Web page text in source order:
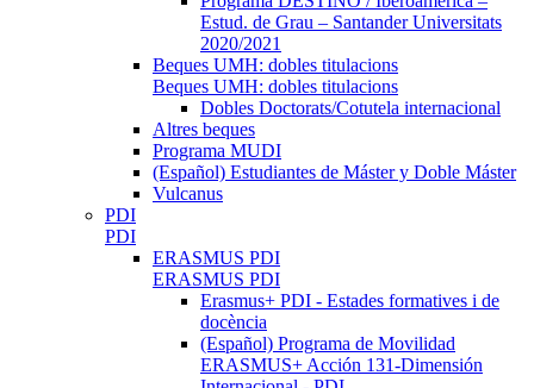
Estud. de Grau – Santander Universitats
2020/2021
Beques UMH: dobles titulacions
Beques UMH: dobles titulacions
Dobles Doctorats/Cotutela internacional
Altres beques
Programa MUDI
(Español) Estudiantes de Máster y Doble Máster
Vulcanus
PDI
PDI
ERASMUS PDI
ERASMUS PDI
Erasmus+ PDI - Estades formatives i de
docència
(Español) Programa de Movilidad
ERASMUS+ Acción 131-Dimensión